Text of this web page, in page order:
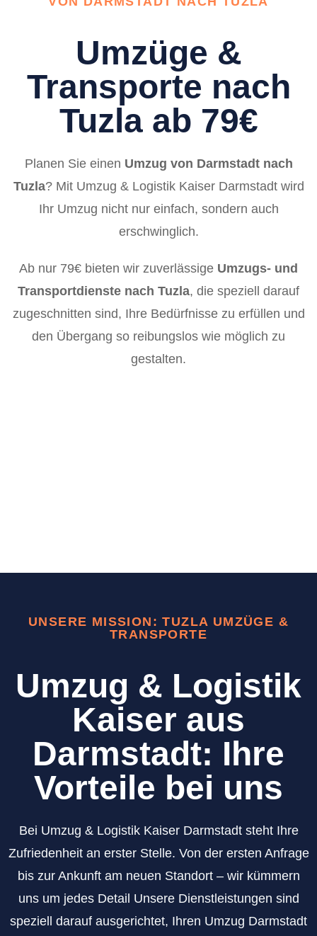
Umzüge &
Transporte nach
Tuzla ab 79€
Planen Sie einen Umzug von Darmstadt nach
Tuzla? Mit Umzug & Logistik Kaiser Darmstadt wird
Ihr Umzug nicht nur einfach, sondern auch
erschwinglich.
Ab nur 79€ bieten wir zuverlässige Umzugs- und
Transportdienste nach Tuzla, die speziell darauf
zugeschnitten sind, Ihre Bedürfnisse zu erfüllen und
den Übergang so reibungslos wie möglich zu
gestalten.
UNSERE MISSION: TUZLA UMZÜGE &
TRANSPORTE
Umzug & Logistik
Kaiser aus
Darmstadt: Ihre
Vorteile bei uns
Bei Umzug & Logistik Kaiser Darmstadt steht Ihre
Zufriedenheit an erster Stelle. Von der ersten Anfrage
bis zur Ankunft am neuen Standort – wir kümmern
uns um jedes Detail Unsere Dienstleistungen sind
speziell darauf ausgerichtet, Ihren Umzug Darmstadt